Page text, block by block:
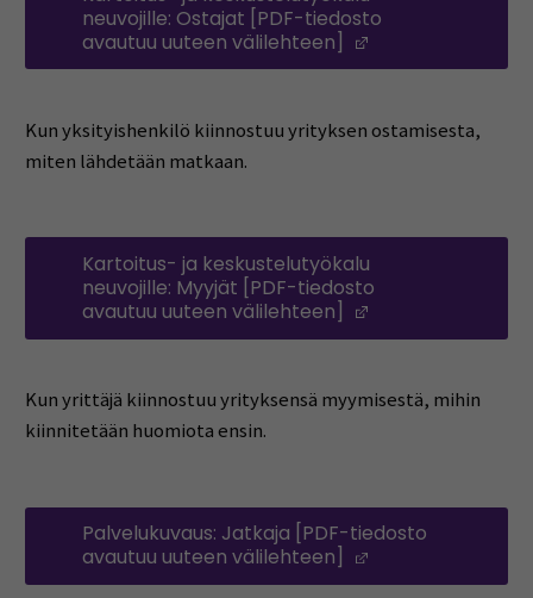
neuvojille: Ostajat [PDF-tiedosto
avautuu uuteen välilehteen]
Kun yksityishenkilö kiinnostuu yrityksen ostamisesta,
miten lähdetään matkaan.
Kartoitus- ja keskustelutyökalu
neuvojille: Myyjät [PDF-tiedosto
avautuu uuteen välilehteen]
Kun yrittäjä kiinnostuu yrityksensä myymisestä, mihin
kiinnitetään huomiota ensin.
Palvelukuvaus: Jatkaja [PDF-tiedosto
avautuu uuteen välilehteen]